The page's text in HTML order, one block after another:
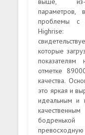
параметров,
проблемы с
Highrise:
которые
показателям
отметке
качества.
это яркая и
идеальным и
превосходную